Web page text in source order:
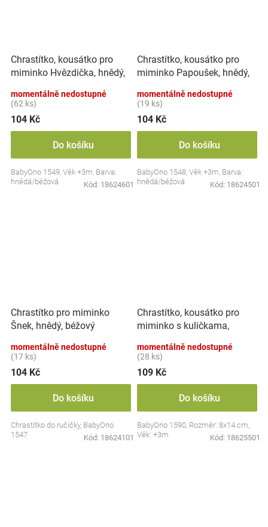
Chrastítko, kousátko pro
miminko Hvězdička, hnědý,
momentálně nedostupné
(62 ks)
104 Kč
Do košíku
BabyOno 1549, Věk +3m, Barva:
hnědá/béžová
Kód: 18624601
Chrastítko, kousátko pro
miminko Papoušek, hnědý,
momentálně nedostupné
(19 ks)
104 Kč
Do košíku
BabyOno 1548, Věk +3m, Barva:
hnědá/béžová
Kód: 18624501
Chrastítko pro miminko
Šnek, hnědý, béžový
momentálně nedostupné
(17 ks)
104 Kč
Do košíku
Chrastítko do ručičky, BabyOno
1547
Kód: 18624101
Chrastítko, kousátko pro
miminko s kuličkama,
momentálně nedostupné
(28 ks)
109 Kč
Do košíku
BabyOno 1590, Rozměr: 8x14 cm,
Věk: +3m
Kód: 18625501